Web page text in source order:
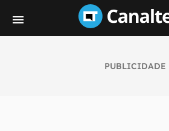
PUBLICIDADE
notícias e reviews sobre